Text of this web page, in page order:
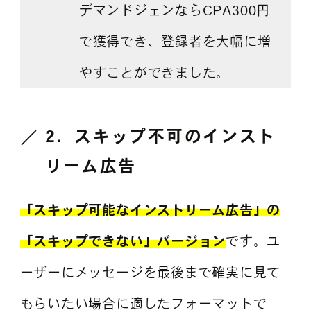
デマンドジェンならCPA300円
で獲得でき、登録者を大幅に増
やすことができました。
2．
スキップ不可のインスト
リーム広告
「スキップ可能なインストリーム広告」の
「スキップできない」バージョンです。ユ
ーザーにメッセージを最後まで確実に見て
もらいたい場合に適したフォーマットで